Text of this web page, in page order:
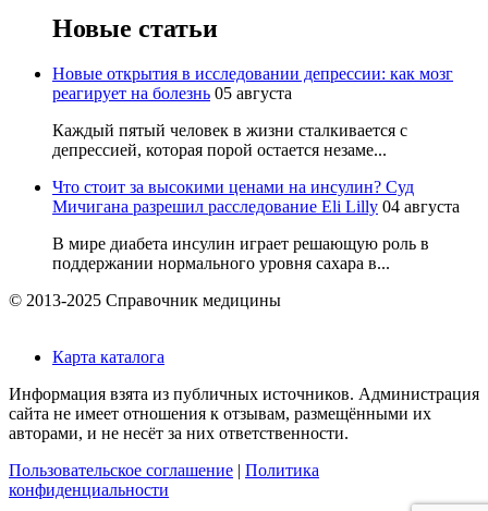
Новые статьи
Новые открытия в исследовании депрессии: как мозг
реагирует на болезнь 05 августа
Каждый пятый человек в жизни сталкивается с
депрессией, которая порой остается незаме...
Что стоит за высокими ценами на инсулин? Суд
Мичигана разрешил расследование Eli Lilly 04 августа
В мире диабета инсулин играет решающую роль в
поддержании нормального уровня сахара в...
© 2013-2025 Справочник медицины
Карта каталога
Информация взята из публичных источников. Администрация
сайта не имеет отношения к отзывам, размещёнными их
авторами, и не несёт за них ответственности.
Пользовательское соглашение
Политика
конфиденциальности